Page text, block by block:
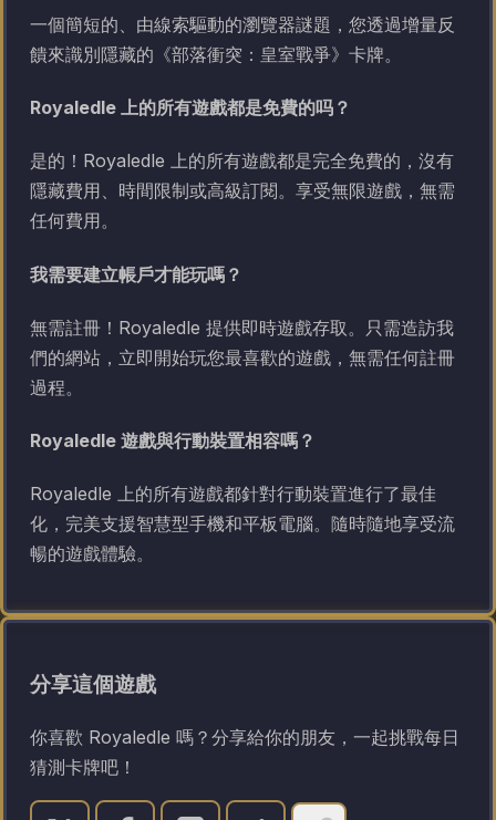
一個簡短的、由線索驅動的瀏覽器謎題，您透過增量反
饋來識別隱藏的《部落衝突：皇室戰爭》卡牌。
Royaledle 上的所有遊戲都是免費的吗？
是的！Royaledle 上的所有遊戲都是完全免費的，沒有
隱藏費用、時間限制或高級訂閱。享受無限遊戲，無需
任何費用。
我需要建立帳戶才能玩嗎？
無需註冊！Royaledle 提供即時遊戲存取。只需造訪我
們的網站，立即開始玩您最喜歡的遊戲，無需任何註冊
過程。
Royaledle 遊戲與行動裝置相容嗎？
Royaledle 上的所有遊戲都針對行動裝置進行了最佳
化，完美支援智慧型手機和平板電腦。隨時隨地享受流
暢的遊戲體驗。
分享這個遊戲
你喜歡 Royaledle 嗎？分享給你的朋友，一起挑戰每日
猜測卡牌吧！